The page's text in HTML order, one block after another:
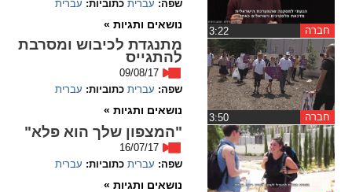
חברה
שפה: עברית כתוביות: עברית
נושאים ותגיות »
חברה
מתנגדת לכיבוש ומסרבת
להתגייס
09/08/17
שפה: עברית כתוביות: עברית
נושאים ותגיות »
"המצפון שלך הוא פלא"
16/07/17
שפה: עברית כתוביות: עברית
נושאים ותגיות »